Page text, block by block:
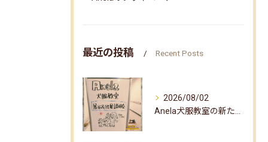
最近の投稿 Recent Posts
2026/08/02